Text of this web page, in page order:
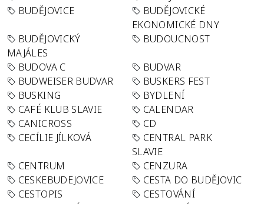
BUDĚJOVICE
BUDĚJOVICKÉ
EKONOMICKÉ DNY
BUDĚJOVICKÝ
MAJÁLES
BUDOUCNOST
BUDOVA C
BUDVAR
BUDWEISER BUDVAR
BUSKERS FEST
BUSKING
BYDLENÍ
CAFÉ KLUB SLAVIE
CALENDAR
CANICROSS
CD
CECÍLIE JÍLKOVÁ
CENTRAL PARK
SLAVIE
CENTRUM
CENZURA
CESKEBUDEJOVICE
CESTA DO BUDĚJOVIC
CESTOPIS
CESTOVÁNÍ